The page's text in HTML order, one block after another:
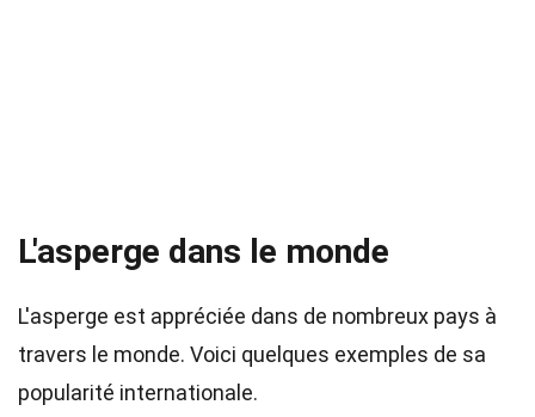
L'asperge dans le monde
L'asperge est appréciée dans de nombreux pays à
travers le monde. Voici quelques exemples de sa
popularité internationale.